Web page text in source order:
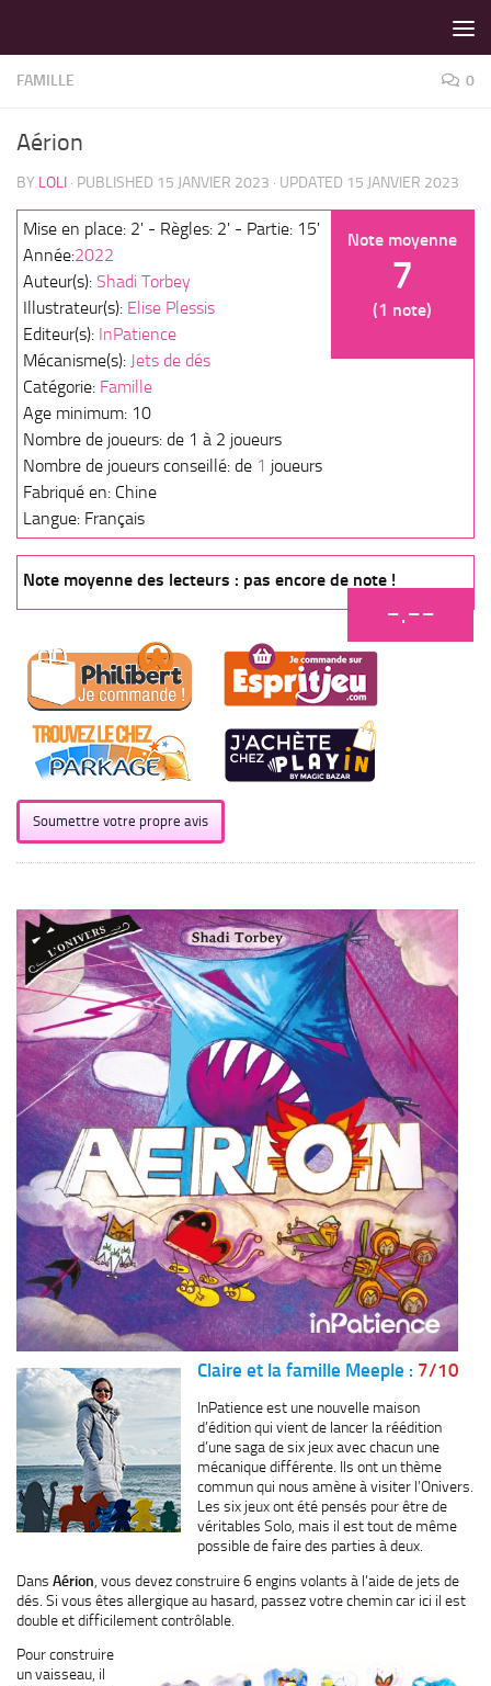
FAMILLE 0
Aérion
BY LOLI · PUBLISHED 15 JANVIER 2023 · UPDATED 15 JANVIER 2023
Note moyenne
7
(1 note)
Mise en place: 2' - Règles: 2' - Partie: 15'
Année:2022
Auteur(s): Shadi Torbey
Illustrateur(s): Elise Plessis
Editeur(s): InPatience
Mécanisme(s): Jets de dés
Catégorie: Famille
Age minimum: 10
Nombre de joueurs: de 1 à 2 joueurs
Nombre de joueurs conseillé: de 1 joueurs
Fabriqué en: Chine
Langue: Français
Note moyenne des lecteurs : pas encore de note !
-.--
Soumettre votre propre avis
Claire et la famille Meeple : 7/10
InPatience est une nouvelle maison
d’édition qui vient de lancer la réédition
d’une saga de six jeux avec chacun une
mécanique différente. Ils ont un thème
commun qui nous amène à visiter l’Onivers.
Les six jeux ont été pensés pour être de
véritables Solo, mais il est tout de même
possible de faire des parties à deux.
Dans Aérion , vous devez construire 6 engins volants à l’aide de jets de
dés. Si vous êtes allergique au hasard, passez votre chemin car ici il est
double et difficilement contrôlable.
Pour construire
un vaisseau, il